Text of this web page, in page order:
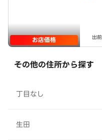
お店価格 出
その他の住所から探す
丁目なし
生田